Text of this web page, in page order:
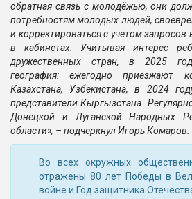
обратная связь с молодёжью, они
потребностям молодых людей,
и корректироваться с учётом
в кабинетах. Учитывая интерес
дружественных стран, в 2025
география: ежегодно приезжают
Казахстана, Узбекистана, в 2024
представители Кыргызстана.
Донецкой и Луганской Народных
области», – подчеркнул Игорь Комаров.
Во всех окружных
отражены 80 лет Победы в
войне и Год защитника